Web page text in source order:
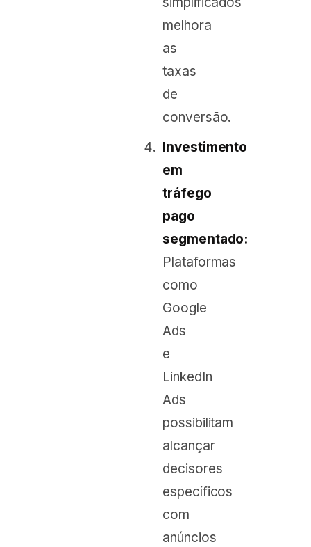
melhora
as
taxas
de
conversão.
Investimento
em
tráfego
pago
segmentado:
Plataformas
como
Google
Ads
e
LinkedIn
Ads
possibilitam
alcançar
decisores
específicos
com
anúncios